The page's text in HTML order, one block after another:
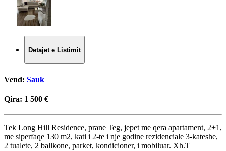
Detajet e Listimit
Vend: Sauk
Qira: 1 500 €
Tek Long Hill Residence, prane Teg, jepet me qera apartament, 2+1,
me siperfaqe 130 m2, kati i 2-te i nje godine rezidenciale 3-kateshe,
2 tualete, 2 ballkone, parket, kondicioner, i mobiluar. Xh.T